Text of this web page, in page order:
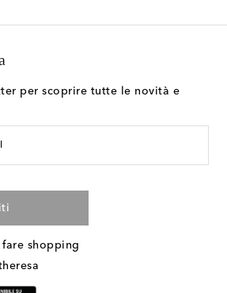
per scoprire tutte le novità e
shopping